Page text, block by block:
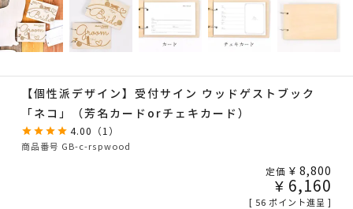
【個性派デザイン】受付サイン ウッドゲストブック
「ネコ」（芳名カードorチェキカード）
4.00 （ 1 ）
商品番号 GB-c-rspwood
定価 ¥ 8,800
¥ 6,160
[ 56 ポイント進呈 ]